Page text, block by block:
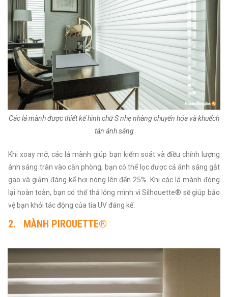
Các lá mành được thiết kế hình chữ S nhẹ nhàng chuyển hóa và khuếch
tán ánh sáng
Khi xoay mở, các lá mành giúp bạn kiểm soát và điều chỉnh lượng
ánh sáng tràn vào căn phòng, bạn có thể lọc được cả ánh sáng gắt
gao và giảm đáng kể hơi nóng lên đến 25%. Khi các lá mành đóng
lại hoàn toàn, bạn có thể thả lỏng mình vì Silhouette® sẽ giúp bảo
vệ bạn khỏi tác động của tia UV đáng kể.
2. MÀNH PIROUETTE®